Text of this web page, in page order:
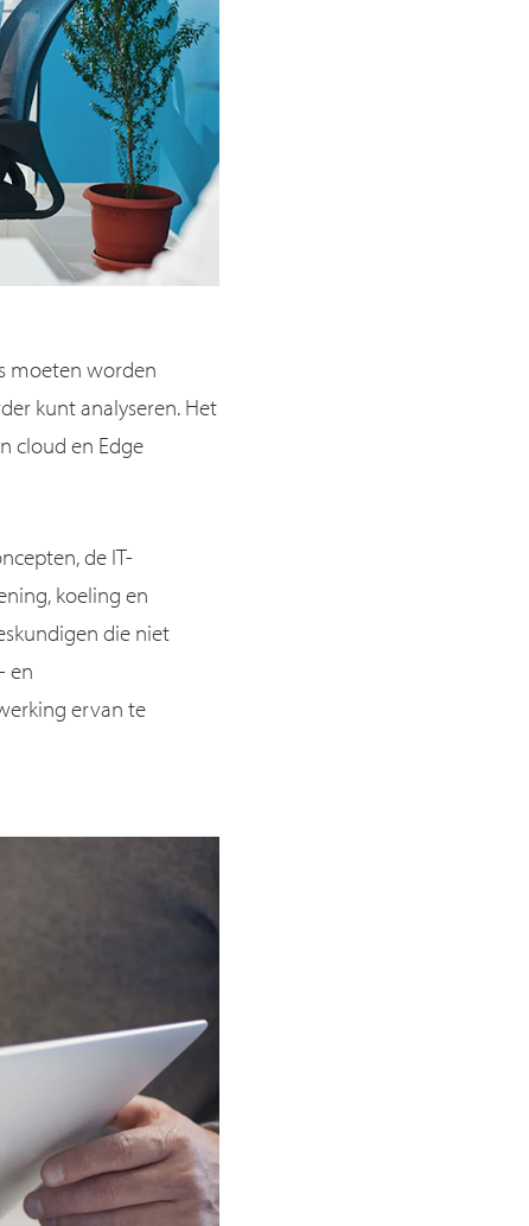
moeten worden
kunt analyseren. Het
cloud en Edge
de IT-
koeling en
die niet
en
ervan te